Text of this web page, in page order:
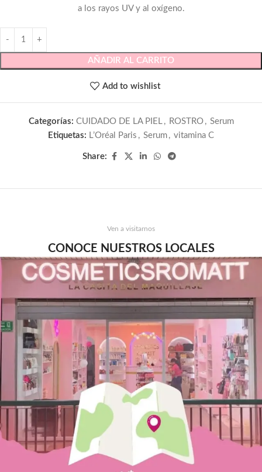
a los rayos UV y al oxígeno.
AÑADIR AL CARRITO
Add to wishlist
Categorías: CUIDADO DE LA PIEL , ROSTRO , Serum
Etiquetas: L’Oréal Paris , Serum , vitamina C
Share:
Ven a visitarnos
CONOCE NUESTROS LOCALES